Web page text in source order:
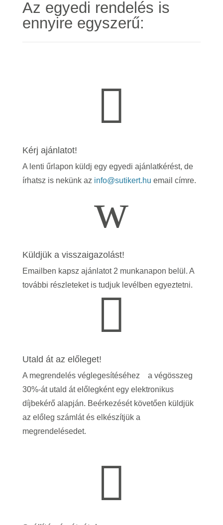
Az egyedi rendelés is
ennyire egyszerű:

Kérj ajánlatot!
A lenti űrlapon küldj egy egyedi ajánlatkérést, de
írhatsz is nekünk az info@sutikert.hu email címre.
w
Küldjük a visszaigazolást!
Emailben kapsz ajánlatot 2 munkanapon belül. A
további részleteket is tudjuk levélben egyeztetni.

Utald át az előleget!
A megrendelés véglegesítéséhez a végösszeg
30%-át utald át előlegként egy elektronikus
díjbekérő alapján. Beérkezését követően küldjük
az előleg számlát és elkészítjük a
megrendelésedet.
